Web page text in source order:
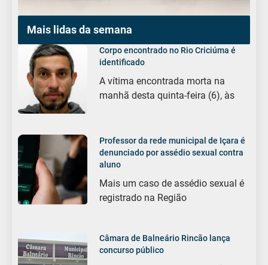
Mais lidas da semana
Corpo encontrado no Rio Criciúma é
identificado
A vítima encontrada morta na
manhã desta quinta-feira (6), às
Professor da rede municipal de Içara é
denunciado por assédio sexual contra
aluno
Mais um caso de assédio sexual é
registrado na Região
Câmara de Balneário Rincão lança
concurso público